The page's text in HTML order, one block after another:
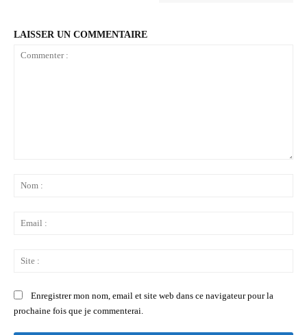
LAISSER UN COMMENTAIRE
Enregistrer mon nom, email et site web dans ce navigateur pour la
prochaine fois que je commenterai.